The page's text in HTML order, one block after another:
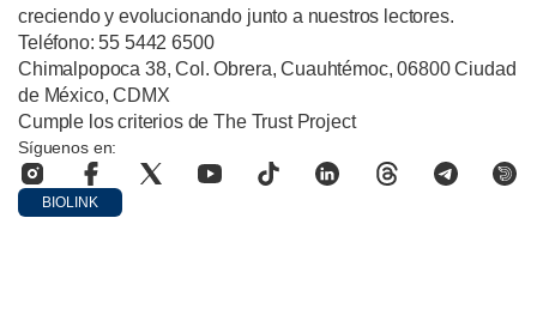
creciendo y evolucionando junto a nuestros lectores.
Teléfono: 55 5442 6500
Chimalpopoca 38, Col. Obrera, Cuauhtémoc, 06800 Ciudad
de México, CDMX
Cumple los criterios de The Trust Project
Síguenos en:
BIOLINK